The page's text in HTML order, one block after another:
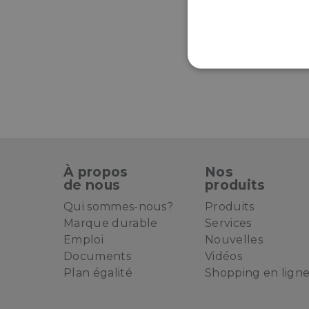
À propos
de nous
Qui sommes-nous?
Marque durable
Emploi
Documents
Plan égalité
Nos
produits
Produits
Services
Nouvelles
Vidéos
Shopping en ligne